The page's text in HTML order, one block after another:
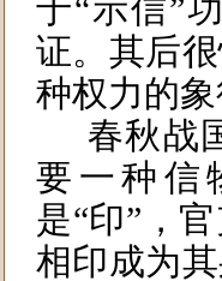
于“示信”
证。其后
种权力的
春秋战
要一种信
是“印”，
相印成为